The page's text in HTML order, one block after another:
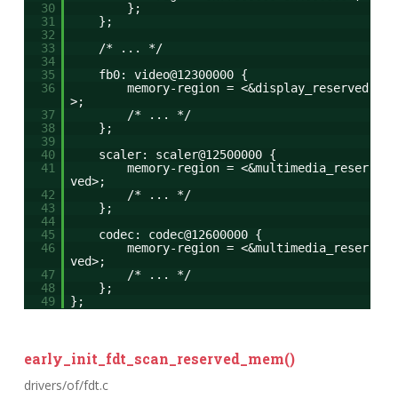
30
};
31
};
32
33
/* ... */
34
35
fb0: video@12300000 {
36
memory-region = <&display_reserved
>;
37
/* ... */
38
};
39
40
scaler: scaler@12500000 {
41
memory-region = <&multimedia_reser
ved>;
42
/* ... */
43
};
44
45
codec: codec@12600000 {
46
memory-region = <&multimedia_reser
ved>;
47
/* ... */
48
};
49
};
early_init_fdt_scan_reserved_mem()
drivers/of/fdt.c